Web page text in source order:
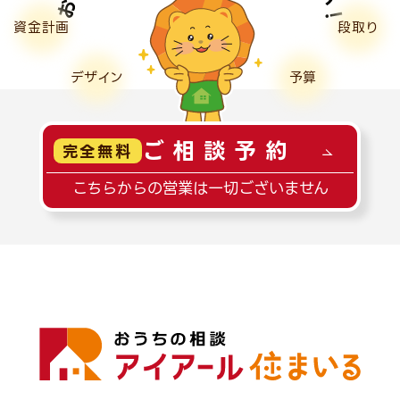
資金計画
デザイン 予算
段取り
完全無料 ご相談予約
こちらからの営業は一切ございません